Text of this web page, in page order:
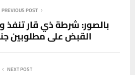
PREVIOUS POST
بالصور: شرطة ذي قار تنفذ
القبض على مطلوبين
NEXT POST